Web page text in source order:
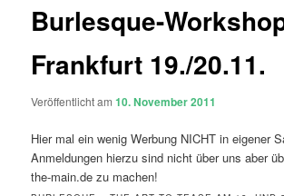
Burlesque-
Frankfurt 19./20.11.
Veröffentlicht am10. November 2011
Hier mal ein wenig Werbung NICHT in eigener
Anmeldungen hierzu sind nicht über uns aber
the-main.de zu machen!